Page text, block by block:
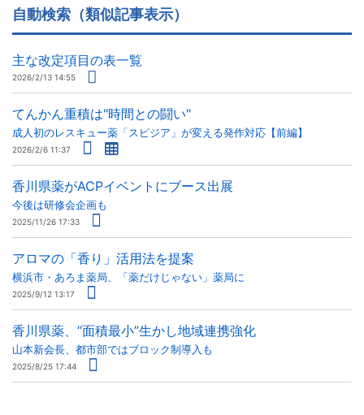
自動検索（類似記事表示）
主な改定項目の表一覧
2026/2/13 14:55
てんかん重積は"時間との闘い"
成人初のレスキュー薬「スピジア」が変える発作対応【前編】
2026/2/6 11:37
香川県薬がACPイベントにブース出展
今後は研修会企画も
2025/11/26 17:33
アロマの「香り」活用法を提案
横浜市・あろま薬局、「薬だけじゃない」薬局に
2025/9/12 13:17
香川県薬、“面積最小”生かし地域連携強化
山本新会長、都市部ではブロック制導入も
2025/8/25 17:44